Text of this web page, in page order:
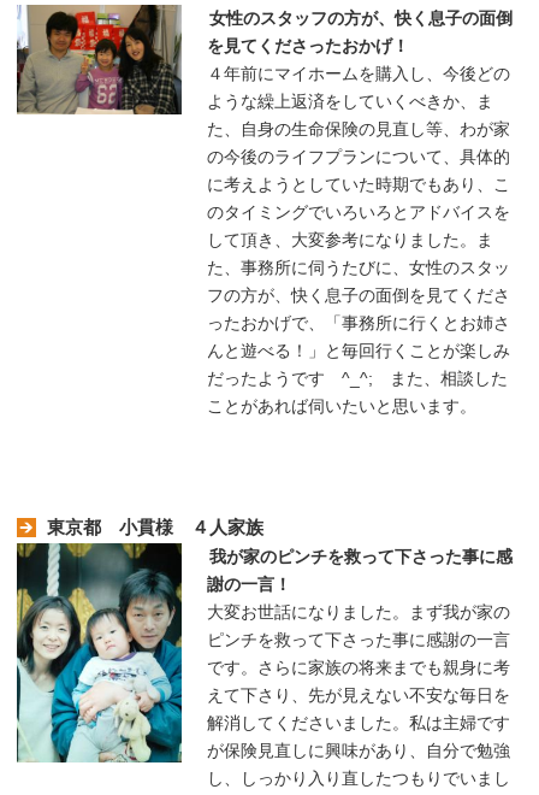
女性のスタッフの方が、快く息子の面倒
を見てくださったおかげ！
４年前にマイホームを購入し、今後どの
ような繰上返済をしていくべきか、ま
た、自身の生命保険の見直し等、わが家
の今後のライフプランについて、具体的
に考えようとしていた時期でもあり、こ
のタイミングでいろいろとアドバイスを
して頂き、大変参考になりました。ま
た、事務所に伺うたびに、女性のスタッ
フの方が、快く息子の面倒を見てくださ
ったおかげで、「事務所に行くとお姉さ
んと遊べる！」と毎回行くことが楽しみ
だったようです ^_^; また、相談した
ことがあれば伺いたいと思います。
東京都 小貫様 ４人家族
我が家のピンチを救って下さった事に感
謝の一言！
大変お世話になりました。まず我が家の
ピンチを救って下さった事に感謝の一言
です。さらに家族の将来までも親身に考
えて下さり、先が見えない不安な毎日を
解消してくださいました。私は主婦です
が保険見直しに興味があり、自分で勉強
し、しっかり入り直したつもりでいまし